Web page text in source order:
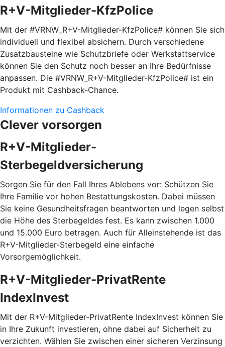
R+V-Mitglieder-KfzPolice
Mit der #VRNW_R+V-Mitglieder-KfzPolice# können Sie sich
individuell und flexibel absichern. Durch verschiedene
Zusatzbausteine wie Schutzbriefe oder Werkstattservice
können Sie den Schutz noch besser an Ihre Bedürfnisse
anpassen. Die #VRNW_R+V-Mitglieder-KfzPolice# ist ein
Produkt mit Cashback-Chance.
Informationen zu Cashback
Clever vorsorgen
R+V-Mitglieder-
Sterbegeldversicherung
Sorgen Sie für den Fall Ihres Ablebens vor: Schützen Sie
Ihre Familie vor hohen Bestattungskosten. Dabei müssen
Sie keine Gesundheitsfragen beantworten und legen selbst
die Höhe des Sterbegeldes fest. Es kann zwischen 1.000
und 15.000 Euro betragen. Auch für Alleinstehende ist das
R+V-Mitglieder-Sterbegeld eine einfache
Vorsorgemöglichkeit.
R+V-Mitglieder-PrivatRente
IndexInvest
Mit der R+V-Mitglieder-PrivatRente IndexInvest können Sie
in Ihre Zukunft investieren, ohne dabei auf Sicherheit zu
verzichten. Wählen Sie zwischen einer sicheren Verzinsung